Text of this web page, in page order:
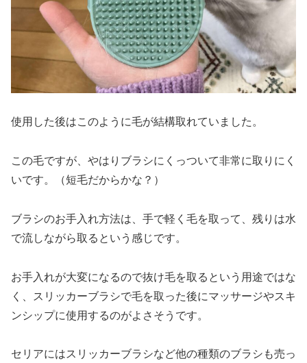
使用した後はこのように毛が結構取れていました。
この毛ですが、やはりブラシにくっついて非常に取りにく
いです。（短毛だからかな？）
ブラシのお手入れ方法は、手で軽く毛を取って、残りは水
で流しながら取るという感じです。
お手入れが大変になるので抜け毛を取るという用途ではな
く、スリッカーブラシで毛を取った後にマッサージやスキ
ンシップに使用するのがよさそうです。
セリアにはスリッカーブラシなど他の種類のブラシも売っ